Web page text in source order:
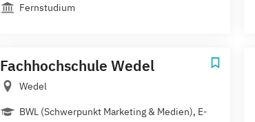
Fernstudium
Fachhochschule Wedel
Wedel
BWL (Schwerpunkt Marketing & Medien), E-